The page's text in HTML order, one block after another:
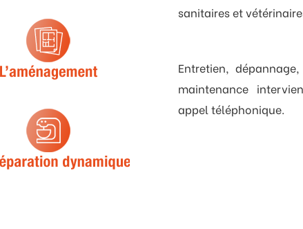
sanitaires et
Entretien,
maintenance
appel téléphonique.